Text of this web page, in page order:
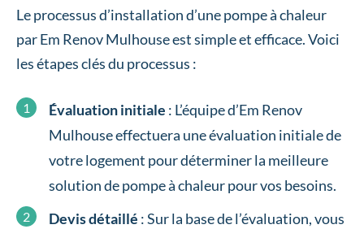
Le processus d’installation d’une pompe à chaleur
par Em Renov Mulhouse est simple et efficace. Voici
les étapes clés du processus :
Évaluation initiale : L’équipe d’Em Renov
Mulhouse effectuera une évaluation initiale de
votre logement pour déterminer la meilleure
solution de pompe à chaleur pour vos besoins.
Devis détaillé : Sur la base de l’évaluation, vous